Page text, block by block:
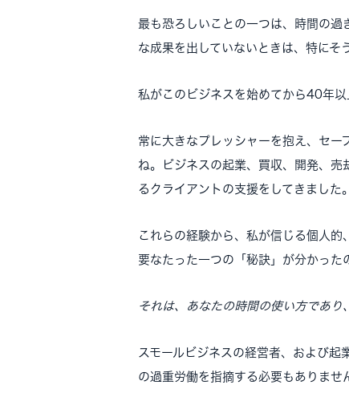
最も恐ろしいことの一つは、時間の過
な成果を出していないときは、特にそ
私がこのビジネスを始めてから40年以
常に大きなプレッシャーを抱え、セー
ね。ビジネスの起業、買収、開発、売
るクライアントの支援をしてきました。
これらの経験から、私が信じる個人
要なたった一つの「秘訣」が分かった
それは、あなたの時間の使い方であり
スモールビジネスの経営者、および
の過重労働を指摘する必要もありま